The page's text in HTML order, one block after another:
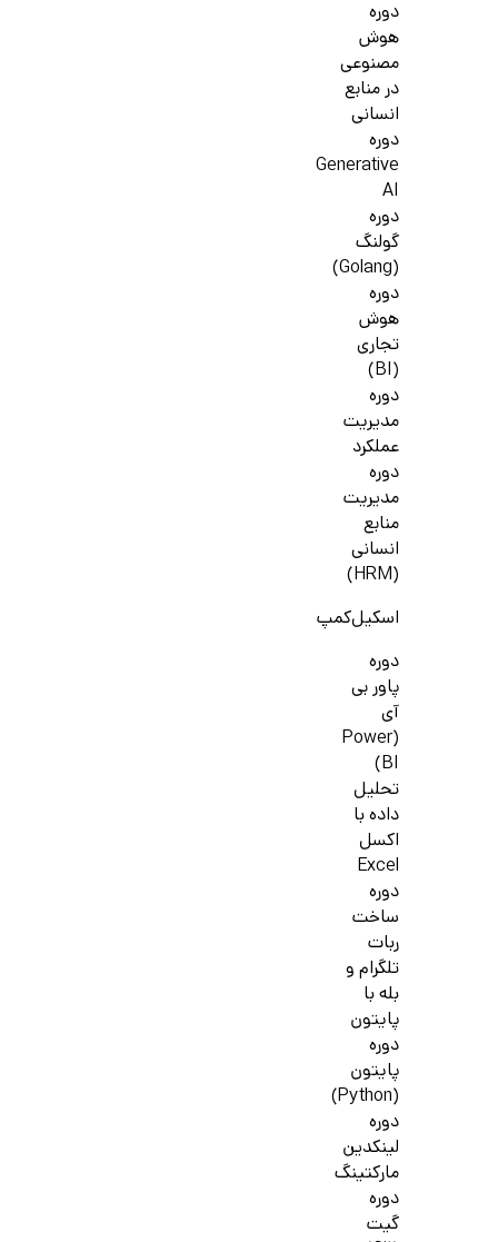
دوره
هوش
مصنوعی
در منابع
انسانی
دوره
Generative
AI
دوره
گولنگ
(Golang)
دوره
هوش
تجاری
(BI)
دوره
مدیریت
عملکرد
دوره
مدیریت
منابع
انسانی
(HRM)
اسکیل‌کمپ
دوره
پاور بی
آی
(Power
BI)
تحلیل
داده با
اکسل
Excel
دوره
ساخت
ربات
تلگرام و
بله با
پایتون
دوره
پایتون
(Python)
دوره
لینکدین
مارکتینگ
دوره
گیت